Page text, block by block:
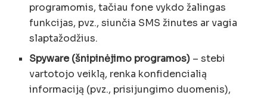
programomis, tačiau fone vykdo žalingas
funkcijas, pvz., siunčia SMS žinutes ar vagia
slaptažodžius.
Spyware (šnipinėjimo programos) – stebi
vartotojo veiklą, renka konfidencialią
informaciją (pvz., prisijungimo duomenis),